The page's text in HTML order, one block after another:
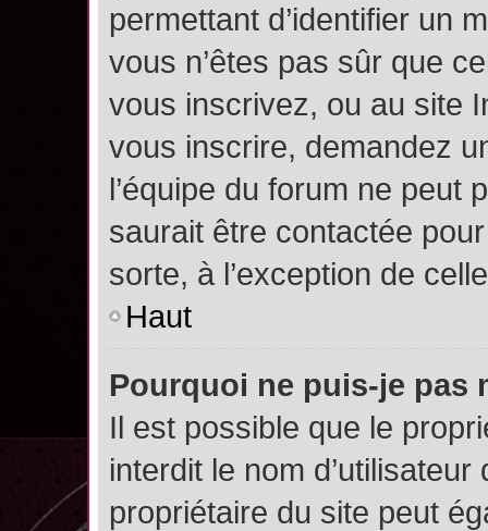
permettant d’identifier un
vous n’êtes pas sûr que
vous inscrivez, ou au site
vous inscrire, demandez
l’équipe du forum ne peut
saurait être contactée
sorte, à l’exception de
Haut
Pourquoi ne puis-je pas
Il est possible que le
interdit le nom
propriétaire du site peut